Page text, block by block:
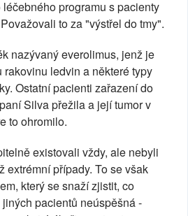
programu s pacienty
to za "výstřel do tmy".
nazývaný everolimus, jenž je
ledvin a některé typy
Ostatní pacienti zařazení do
Silva přežila a její tumor v
to ohromilo.
existovali vždy, ale nebyli
extrémní případy. To se však
který se snaží zjistit, co
pacientů neúspěšná -